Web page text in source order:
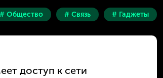
# Общество # Связь # Гаджеты
доступ к сети